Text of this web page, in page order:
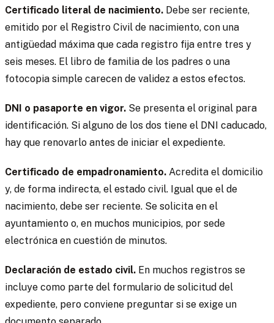
Certificado literal de nacimiento. Debe ser reciente,
emitido por el Registro Civil de nacimiento, con una
antigüedad máxima que cada registro fija entre tres y
seis meses. El libro de familia de los padres o una
fotocopia simple carecen de validez a estos efectos.
DNI o pasaporte en vigor. Se presenta el original para
identificación. Si alguno de los dos tiene el DNI caducado,
hay que renovarlo antes de iniciar el expediente.
Certificado de empadronamiento. Acredita el domicilio
y, de forma indirecta, el estado civil. Igual que el de
nacimiento, debe ser reciente. Se solicita en el
ayuntamiento o, en muchos municipios, por sede
electrónica en cuestión de minutos.
Declaración de estado civil. En muchos registros se
incluye como parte del formulario de solicitud del
expediente, pero conviene preguntar si se exige un